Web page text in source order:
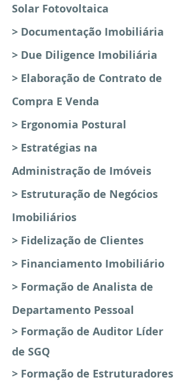
Solar Fotovoltaica
> Documentação Imobiliária
> Due Diligence Imobiliária
> Elaboração de Contrato de
Compra E Venda
> Ergonomia Postural
> Estratégias na
Administração de Imóveis
> Estruturação de Negócios
Imobiliários
> Fidelização de Clientes
> Financiamento Imobiliário
> Formação de Analista de
Departamento Pessoal
> Formação de Auditor Líder
de SGQ
> Formação de Estruturadores